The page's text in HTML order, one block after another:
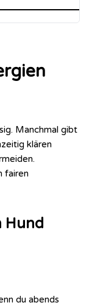
Manchmal gibt
klären
fairen
Hund
du abends